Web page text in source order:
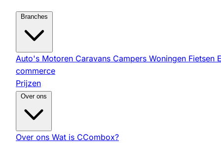
Auto's Motoren Caravans Campers Woningen Fietsen
commerce
Prijzen
Over ons Wat is CCombox?